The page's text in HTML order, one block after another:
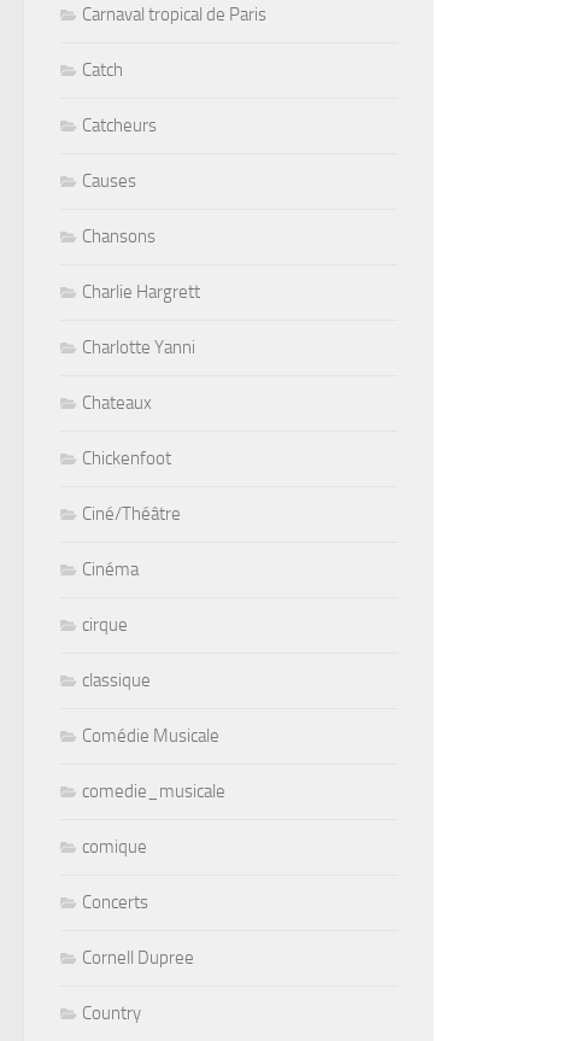
Carnaval tropical de Paris
Catch
Catcheurs
Causes
Chansons
Charlie Hargrett
Charlotte Yanni
Chateaux
Chickenfoot
Ciné/Théâtre
Cinéma
cirque
classique
Comédie Musicale
comedie_musicale
comique
Concerts
Cornell Dupree
Country